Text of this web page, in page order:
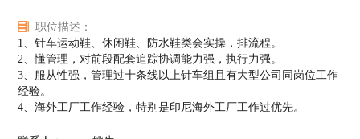
职位描述：
1、针车运动鞋、休闲鞋、防水鞋类会实操，排流程。
2、懂管理，对前段配套追踪协调能力强，执行力强。
3、服从性强，管理过十条线以上针车组且有大型公司同岗位工作
经验。
4、海外工厂工作经验，特别是印尼海外工厂工作过优先。